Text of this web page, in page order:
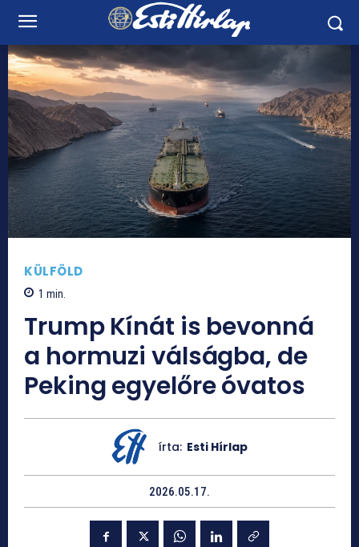
KÜLFÖLD
1 min.
Trump Kínát is bevonná
a hormuzi válságba, de
Peking egyelőre óvatos
írta: Esti Hírlap
2026.05.17.